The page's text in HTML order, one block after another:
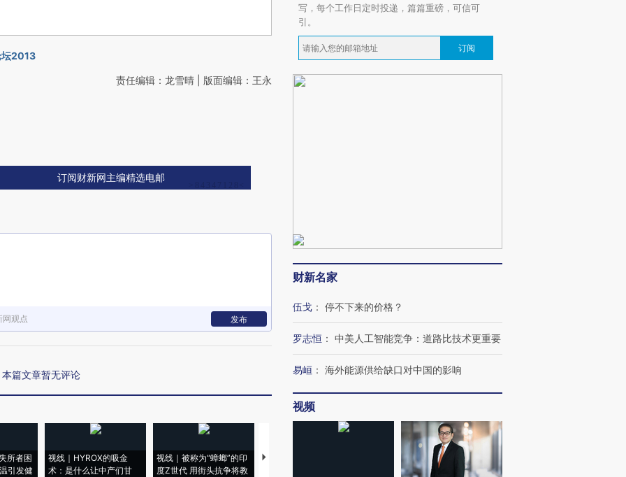
坛2013
责任编辑：龙雪晴 | 版面编辑：王永
订阅财新网主编精选电邮
网观点 发布
本篇文章暂无评论
所者困
引发健
视线｜HYROX的吸金
术：是什么让中产们甘
视线｜被称为“蟑螂”的印
度Z世代 用街头抗争将教
视线｜“入侵”还是“人道危
湖北宜昌局部短时降雨
128毫米 紧急转移近
哈尔滨遭遇短时极端强降
雨 3小时累计雨量超80毫
写，每个工作日定时投递，篇篇重磅，可信可
引。
订阅
财新名家
伍戈 ： 停不下来的价格？
罗志恒 ： 中美人工智能竞争：道路比技术更重要
易峘 ： 海外能源供给缺口对中国的影响
视频